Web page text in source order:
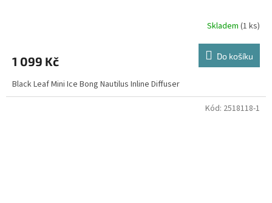
Skladem (1 ks)
1 099 Kč Do košíku
Black Leaf Mini Ice Bong Nautilus Inline Diffuser
Kód: 2518118-1